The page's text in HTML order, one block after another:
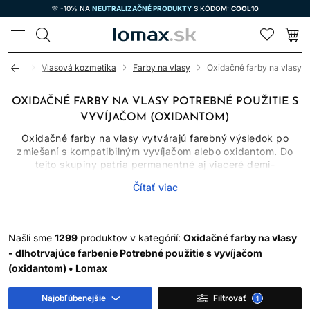
💜 -10% NA NEUTRALIZAČNÉ PRODUKTY S KÓDOM: COOL10
LOMAX
Úvod Vlasová kozmetika Farby na vlasy Oxidačné farby na vlasy
OXIDAČNÉ FARBY NA VLASY POTREBNÉ POUŽITIE S
VYVÍJAČOM (OXIDANTOM)
Oxidačné farby na vlasy vytvárajú farebný výsledok po
zmiešaní s kompatibilným vyvíjačom alebo oxidantom. Do
tejto skupiny patria permanentné aj viaceré demi-
pomerom, časom pôsobenia, schopnosťou zosvetľovať
cieľová hĺbka a presný návod výrobcu.
AKO OXIDAČNÉ FARBY
FUNGUJÚ
Čítať viac
Našli sme 1299 produktov v kategórií: Oxidačné farby na vlasy
- dlhotrvajúce farbenie Potrebné použitie s vyvíjačom
(oxidantom) • Lomax
Najobľúbenejšie Filtrovať 1